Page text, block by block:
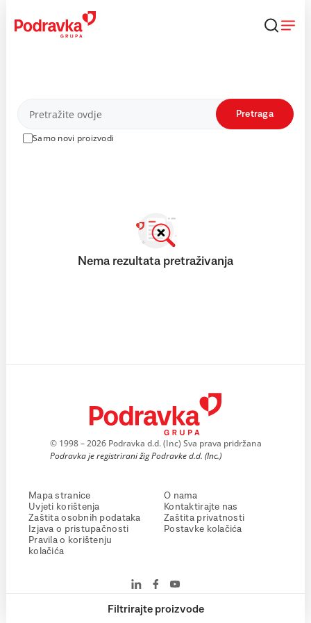
content
Proizvodi
Samo novi proizvodi
Pretraga
Filtrirajte proizvode
Nema rezultata pretraživanja
© 1998 – 2026 Podravka d.d. (Inc) Sva prava pridržana
Podravka je registrirani žig Podravke d.d. (Inc.)
Mapa stranice
Uvjeti korištenja
Zaštita osobnih podataka
Izjava o pristupačnosti
Pravila o korištenju
kolačića
O nama
Kontaktirajte nas
Zaštita privatnosti
Postavke kolačića